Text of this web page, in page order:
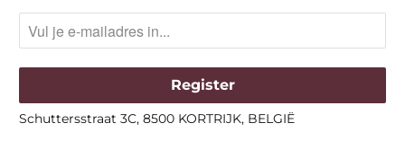
Schuttersstraat 3C, 8500 KORTRIJK, BELGIË